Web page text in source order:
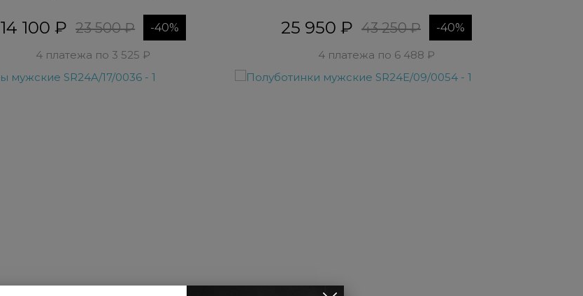
14 100 ₽ 23 500 ₽ -40%
4 платежа по 3 525 ₽
25 950 ₽ 43 250 ₽ -40%
4 платежа по 6 488 ₽